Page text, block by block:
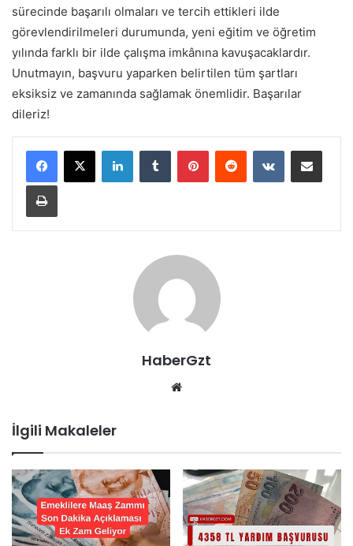
sürecinde başarılı olmaları ve tercih ettikleri ilde
görevlendirilmeleri durumunda, yeni eğitim ve öğretim
yılında farklı bir ilde çalışma imkânına kavuşacaklardır.
Unutmayın, başvuru yaparken belirtilen tüm şartları
eksiksiz ve zamanında sağlamak önemlidir. Başarılar
dileriz!
LinkedInTumblr PinterestReddit VKontakteE-Posta ile paylaş
Yazdır
HaberGzt
İlgili Makaleler